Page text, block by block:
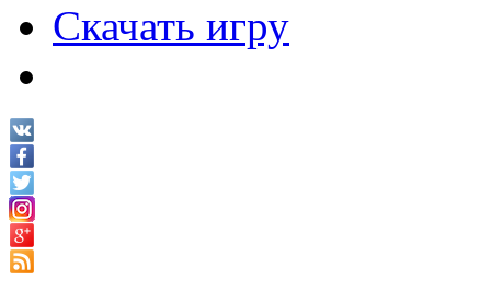
Скачать игру